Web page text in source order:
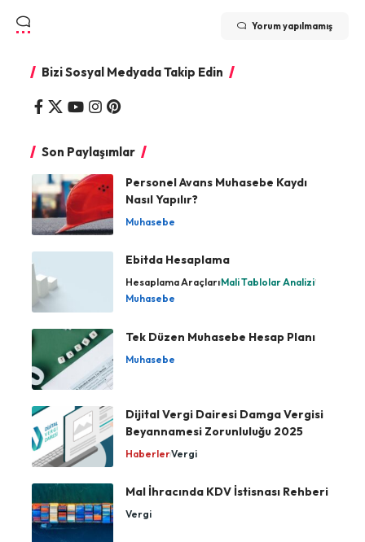
Yorum yapılmamış
Bizi Sosyal Medyada Takip Edin
Son Paylaşımlar
Personel Avans Muhasebe Kaydı
Nasıl Yapılır?
Muhasebe
Ebitda Hesaplama
Hesaplama AraçlarıMali Tablolar Analizi
Muhasebe
Tek Düzen Muhasebe Hesap Planı
Muhasebe
Dijital Vergi Dairesi Damga Vergisi
Beyannamesi Zorunluluğu 2025
HaberlerVergi
Mal İhracında KDV İstisnası Rehberi
Vergi